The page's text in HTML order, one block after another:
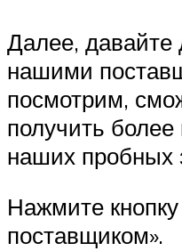
Далее, давайте
нашими
посмотрим,
получить
наших пробных
Нажмите
поставщиком».